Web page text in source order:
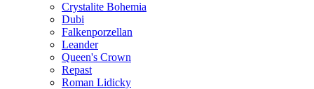
Crystalite Bohemia
Dubi
Falkenporzellan
Leander
Queen's Crown
Repast
Roman Lidicky